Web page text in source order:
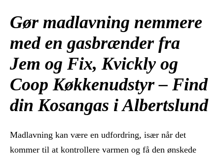
Gør madlavning nemmere
med en gasbrænder fra
Jem og Fix, Kvickly og
Coop Køkkenudstyr – Find
din Kosangas i Albertslund
Madlavning kan være en udfordring, især når det
kommer til at kontrollere varmen og få den ønskede